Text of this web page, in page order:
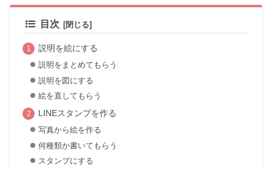
目次
説明を絵にする
説明をまとめてもらう
説明を図にする
絵を直してもらう
LINEスタンプを作る
写真から絵を作る
何種類か書いてもらう
スタンプにする